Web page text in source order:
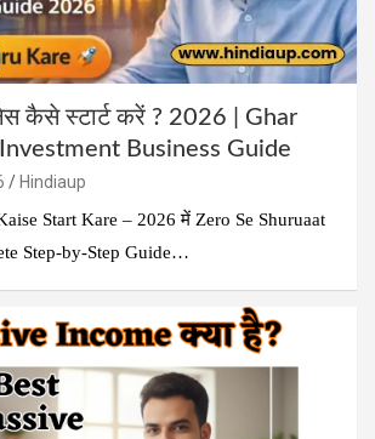
कैसे स्टार्ट करें ? 2026 | Ghar
Business Guide
Hindiaup
Start Kare – 2026 में Zero Se Shuruaat
Step-by-Step Guide…